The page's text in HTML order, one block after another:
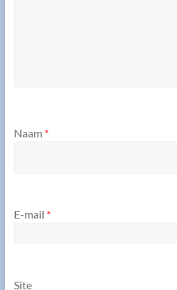
Naam *
E-mail *
Site